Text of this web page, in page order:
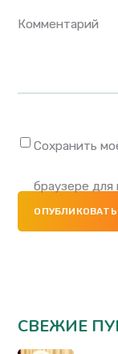
Комментарий
Сохранить
браузере
СВЕЖИЕ